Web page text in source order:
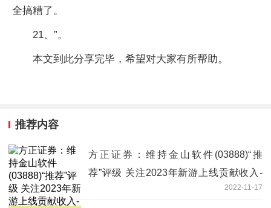
全搞糟了。
21、”。
本文到此分享完毕，希望对大家有所帮助。
推荐内容
方正证券：维持金山软件(03888)“推
荐”评级 关注2023年新游上线贡献收入-
2022-11-17